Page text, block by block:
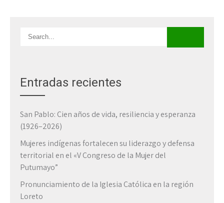
Entradas recientes
San Pablo: Cien años de vida, resiliencia y esperanza
(1926–2026)
Mujeres indígenas fortalecen su liderazgo y defensa
territorial en el «V Congreso de la Mujer del
Putumayo”
Pronunciamiento de la Iglesia Católica en la región
Loreto